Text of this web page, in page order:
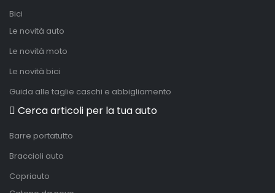
Bici
Le novità auto
Le novità moto
Le novità bici
Guida alle taglie caschi e abbigliamento
Cerca articoli per la tua auto
Barre portatutto
Braccioli auto
Copriauto